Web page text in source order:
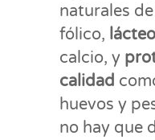
naturales
fólico,
calcio, y
calidad
huevos y
no hay que